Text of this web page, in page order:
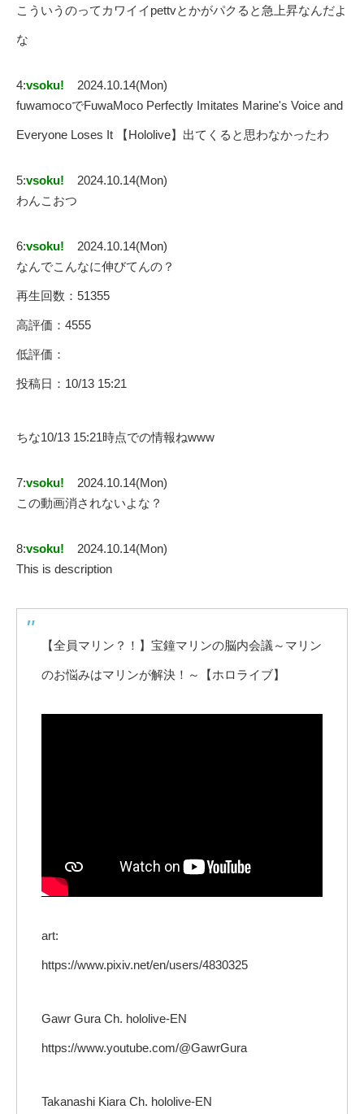
こういうのってカワイイpettvとかがパクると急上昇なんだよ
な
4:vsoku!
2024.10.14(Mon)
fuwamocoでFuwaMoco Perfectly Imitates Marine's Voice and
Everyone Loses It 【Hololive】出てくると思わなかったわ
5:vsoku!
2024.10.14(Mon)
わんこおつ
6:vsoku!
2024.10.14(Mon)
なんでこんなに伸びてんの？
再生回数：51355
高評価：4555
低評価：
投稿日：10/13 15:21
ちな10/13 15:21時点での情報ねwww
7:vsoku!
2024.10.14(Mon)
この動画消されないよな？
8:vsoku!
2024.10.14(Mon)
This is description
【全員マリン？！】宝鐘マリンの脳内会議～マリン
のお悩みはマリンが解決！～【ホロライブ】
art:
https://www.pixiv.net/en/users/4830325
Gawr Gura Ch. hololive-EN
https://www.youtube.com/@GawrGura
Takanashi Kiara Ch. hololive-EN